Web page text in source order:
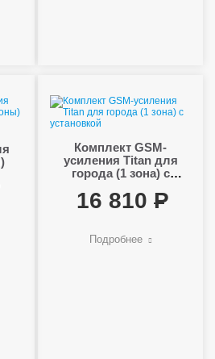
Комплект GSM-
усиления Titan для
города (1 зона) с
16 810
Подробнее